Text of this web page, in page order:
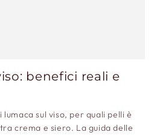
benefici reali e
sul viso, per quali pelli è
crema e siero. La guida delle